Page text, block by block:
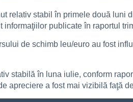
relativ stabil în primele două luni
informaţiilor publicate în raportul
de schimb leu/euro au fost
stabilă în luna iulie, conform
apreciere a fost mai vizibilă faţă